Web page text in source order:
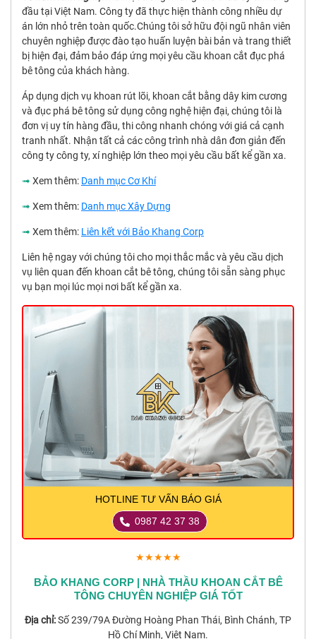
đầu tại Việt Nam. Công ty đã thực hiện thành công nhiều dự
án lớn nhỏ trên toàn quốc.Chúng tôi sở hữu đội ngũ nhân viên
chuyên nghiệp được đào tạo huấn luyện bài bản và trang thiết
bị hiện đại, đảm bảo đáp ứng mọi yêu cầu khoan cắt đục phá
bê tông của khách hàng.
Áp dụng dịch vụ khoan rút lõi, khoan cắt bằng dây kim cương
và đục phá bê tông sử dụng công nghệ hiện đại, chúng tôi là
đơn vị uy tín hàng đầu, thi công nhanh chóng với giá cả cạnh
tranh nhất. Nhận tất cả các công trình nhà dân đơn giản đến
công ty công ty, xí nghiệp lớn theo mọi yêu cầu bất kể gần xa.
➟ Xem thêm: Danh mục Cơ Khí
➟ Xem thêm: Danh mục Xây Dựng
➟ Xem thêm: Liên kết với Bảo Khang Corp
Liên hệ ngay với chúng tôi cho mọi thắc mắc và yêu cầu dịch
vụ liên quan đến khoan cắt bê tông, chúng tôi sẵn sàng phục
vụ bạn mọi lúc mọi nơi bất kể gần xa.
HOTLINE TƯ VẤN BÁO GIÁ
0987 42 37 38
★★★★★
BẢO KHANG CORP | NHÀ THẦU KHOAN CẮT BÊ
TÔNG CHUYÊN NGHIỆP GIÁ TỐT
Địa chỉ:Số 239/79A Đường Hoàng Phan Thái, Bình Chánh, TP
Hồ Chí Minh, Việt Nam.